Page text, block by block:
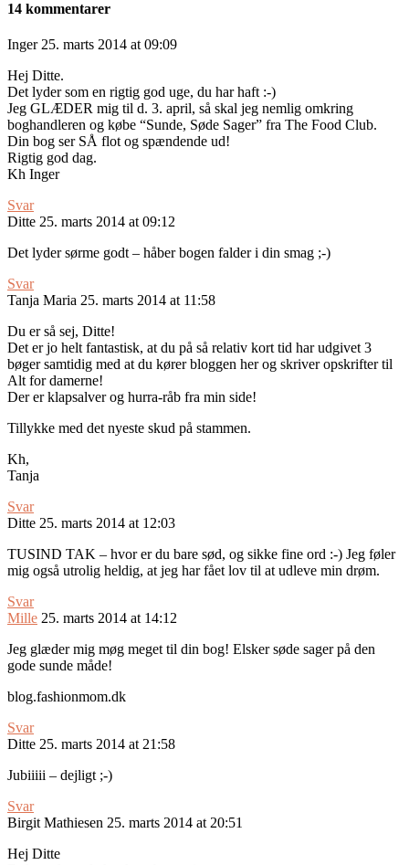
14 kommentarer
Inger 25. marts 2014 at 09:09
Hej Ditte.
Det lyder som en rigtig god uge, du har haft :-)
Jeg GLÆDER mig til d. 3. april, så skal jeg nemlig omkring
boghandleren og købe “Sunde, Søde Sager” fra The Food Club.
Din bog ser SÅ flot og spændende ud!
Rigtig god dag.
Kh Inger
Svar
Ditte 25. marts 2014 at 09:12
Det lyder sørme godt – håber bogen falder i din smag ;-)
Svar
Tanja Maria 25. marts 2014 at 11:58
Du er så sej, Ditte!
Det er jo helt fantastisk, at du på så relativ kort tid har udgivet 3
bøger samtidig med at du kører bloggen her og skriver opskrifter til
Alt for damerne!
Der er klapsalver og hurra-råb fra min side!
Tillykke med det nyeste skud på stammen.
Kh,
Tanja
Svar
Ditte 25. marts 2014 at 12:03
TUSIND TAK – hvor er du bare sød, og sikke fine ord :-) Jeg føler
mig også utrolig heldig, at jeg har fået lov til at udleve min drøm.
Svar
Mille 25. marts 2014 at 14:12
Jeg glæder mig møg meget til din bog! Elsker søde sager på den
gode sunde måde!
blog.fashionmom.dk
Svar
Ditte 25. marts 2014 at 21:58
Jubiiiii – dejligt ;-)
Svar
Birgit Mathiesen 25. marts 2014 at 20:51
Hej Ditte